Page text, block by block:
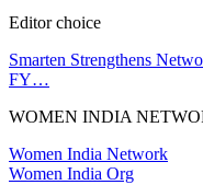
Editor choice
Smarten Strengthens
FY…
WOMEN INDIA
Women India Network
Women India Org